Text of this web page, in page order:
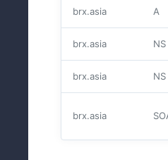
brx.asia A
brx.asia NS
brx.asia NS
brx.asia